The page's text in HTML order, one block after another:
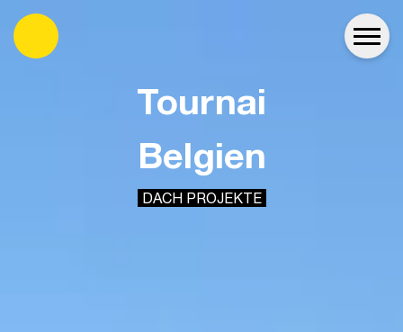
Tournai
Belgien
DACH PROJEKTE